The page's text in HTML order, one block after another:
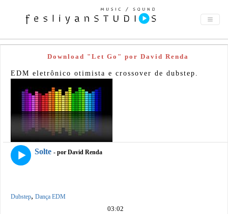
Download "Let Go" por David Renda
EDM eletrônico otimista e crossover de dubstep.
Solte - por David Renda
Dubstep, Dança EDM
03:02